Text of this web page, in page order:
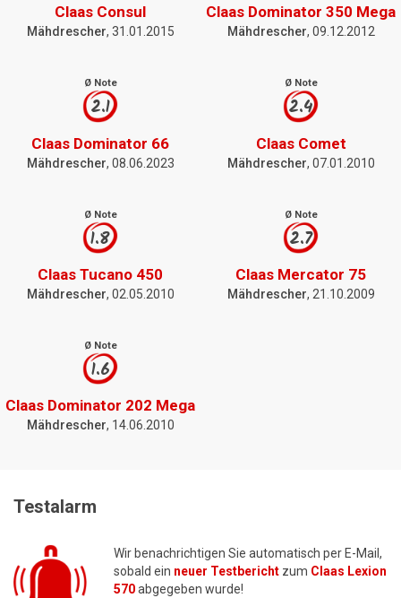
Claas Consul
Mähdrescher, 31.01.2015
Claas Dominator 350 Mega
Mähdrescher, 09.12.2012
Ø Note
2.1
Claas Dominator 66
Mähdrescher, 08.06.2023
Ø Note
2.4
Claas Comet
Mähdrescher, 07.01.2010
Ø Note
1.8
Claas Tucano 450
Mähdrescher, 02.05.2010
Ø Note
2.7
Claas Mercator 75
Mähdrescher, 21.10.2009
Ø Note
1.6
Claas Dominator 202 Mega
Mähdrescher, 14.06.2010
Testalarm
Wir benachrichtigen Sie automatisch per E-Mail,
sobald ein neuer Testbericht zum Claas Lexion
570abgegeben wurde!